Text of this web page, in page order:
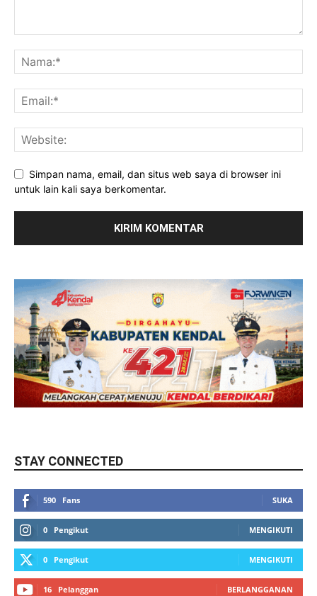
Simpan nama, email, dan situs web saya di browser ini
untuk lain kali saya berkomentar.
STAY CONNECTED
590 Fans SUKA
0 Pengikut MENGIKUTI
0 Pengikut MENGIKUTI
16 Pelanggan BERLANGGANAN